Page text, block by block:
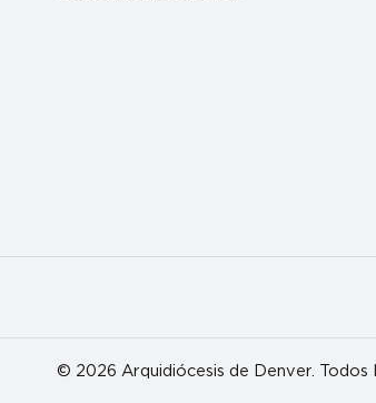
© 2026 Arquidiócesis de Denver. Todos